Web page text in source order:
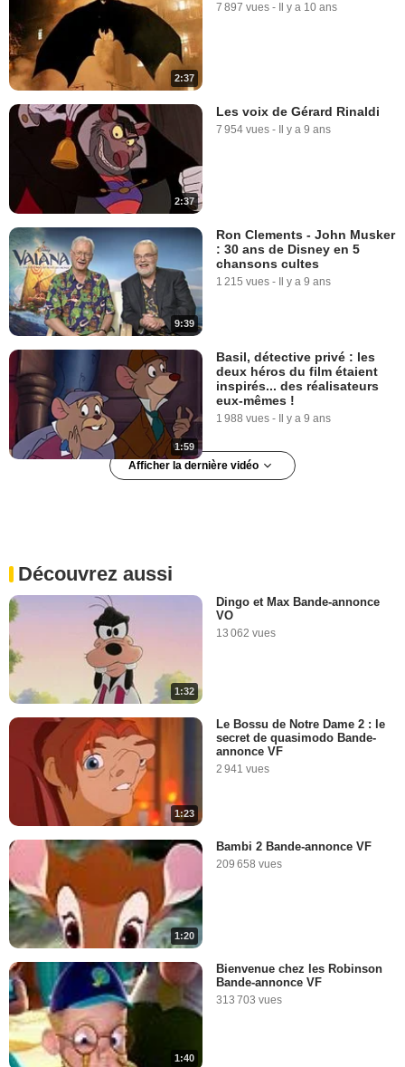
2:37
7 897 vues - Il y a 10 ans
2:37
Les voix de Gérard Rinaldi
7 954 vues - Il y a 9 ans
9:39
Ron Clements - John Musker
: 30 ans de Disney en 5
chansons cultes
1 215 vues - Il y a 9 ans
1:59
Basil, détective privé : les
deux héros du film étaient
inspirés... des réalisateurs
eux-mêmes !
1 988 vues - Il y a 9 ans
Afficher la dernière vidéo
2:17
Découvrez aussi
1:32
Dingo et Max Bande-annonce
VO
13 062 vues
1:23
Le Bossu de Notre Dame 2 : le
secret de quasimodo Bande-
annonce VF
2 941 vues
1:20
Bambi 2 Bande-annonce VF
209 658 vues
1:40
Bienvenue chez les Robinson
Bande-annonce VF
313 703 vues